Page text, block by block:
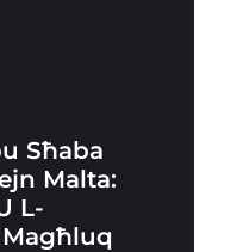
Sħaba
Malta:
L-